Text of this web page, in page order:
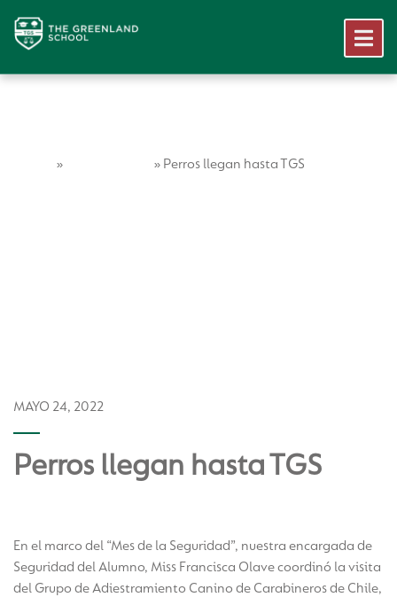
» » Perros llegan hasta TGS
MAYO 24, 2022
Perros llegan hasta TGS
En el marco del “Mes de la Seguridad”, nuestra encargada de
Seguridad del Alumno, Miss Francisca Olave coordinó la visita
del Grupo de Adiestramiento Canino de Carabineros de Chile,